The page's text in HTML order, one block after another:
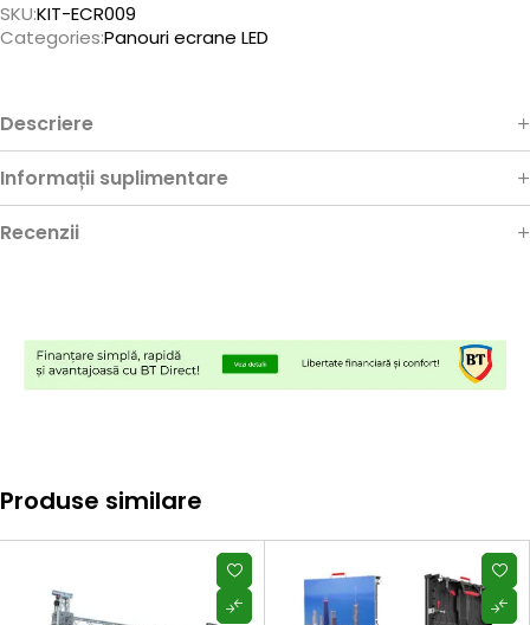
SKU:KIT-ECR009
Categories:Panouri ecrane LED
Descriere
Informații suplimentare
Recenzii
Produse similare